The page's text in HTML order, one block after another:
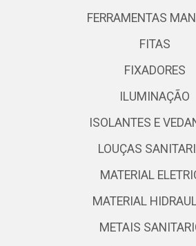
FERRAMENTAS
FITAS
FIXADORES
ILUMINAÇÃO
ISOLANTES E
LOUÇAS
MATERIAL
MATERIAL
METAIS